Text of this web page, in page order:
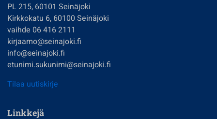
PL 215, 60101 Seinäjoki
Kirkkokatu 6, 60100 Seinäjoki
vaihde 06 416 2111
kirjaamo@seinajoki.fi
info@seinajoki.fi
etunimi.sukunimi@seinajoki.fi
Tilaa uutiskirje
Linkkejä